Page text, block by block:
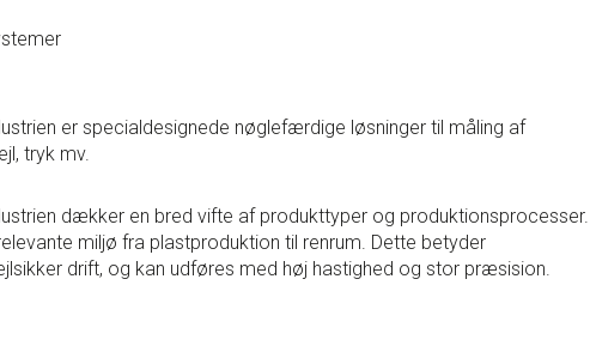
er specialdesignede nøglefærdige løsninger til måling af
tryk mv.
dækker en bred vifte af produkttyper og produktionsprocesser.
miljø fra plastproduktion til renrum. Dette betyder
drift, og kan udføres med høj hastighed og stor præsision.